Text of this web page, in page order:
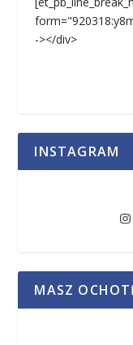
-></div>
INSTAGRAM
MASZ